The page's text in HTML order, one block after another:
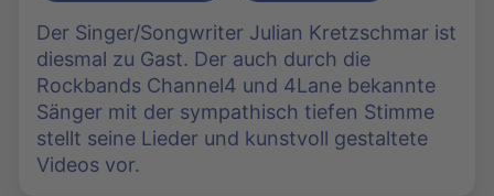
Der Singer/Songwriter Julian Kretzschmar ist
diesmal zu Gast. Der auch durch die
Rockbands Channel4 und 4Lane bekannte
Sänger mit der sympathisch tiefen Stimme
stellt seine Lieder und kunstvoll gestaltete
Videos vor.